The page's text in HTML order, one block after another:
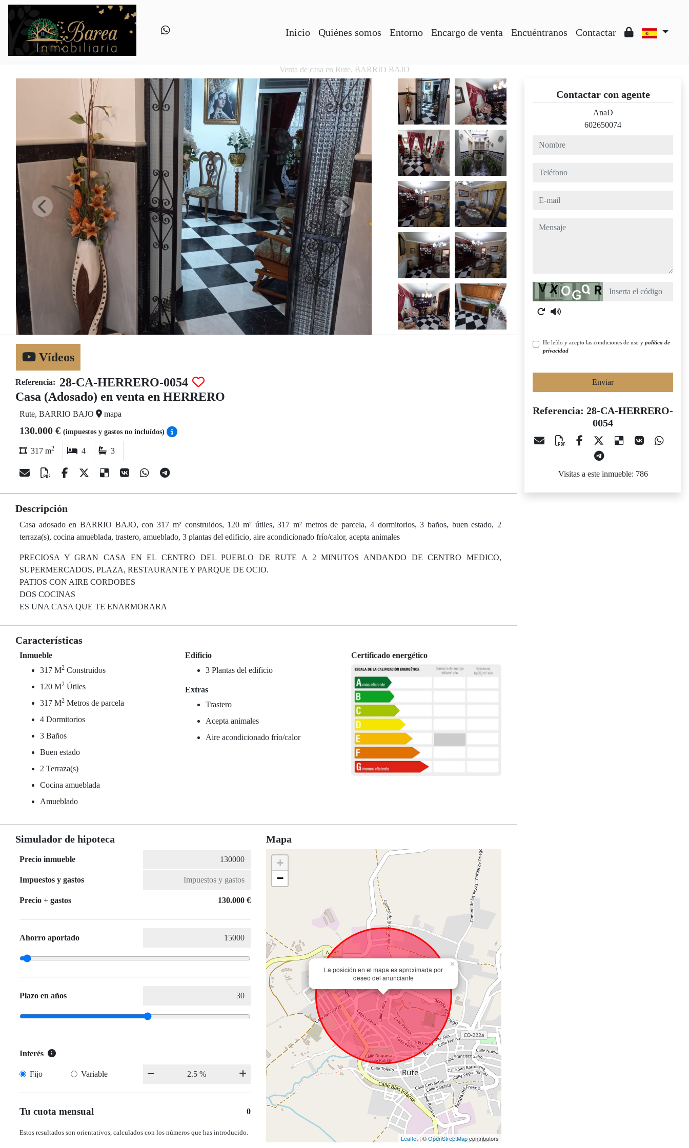
Inicio Quiénes somos Entorno Encargo de venta Encuéntranos Contactar
Venta de casa en Rute, BARRIO BAJO
Vídeos
Referencia: 28-CA-HERRERO-0054
Casa (Adosado) en venta en HERRERO
Rute, BARRIO BAJO mapa
130.000 € (impuestos y gastos no incluídos)
317 m2 4 3
Descripción
Casa adosado en BARRIO BAJO, con 317 m² construidos, 120 m² útiles, 317 m² metros de parcela, 4 dormitorios, 3 baños, buen estado, 2
terraza(s), cocina amueblada, trastero, amueblado, 3 plantas del edificio, aire acondicionado frío/calor, acepta animales
PRECIOSA Y GRAN CASA EN EL CENTRO DEL PUEBLO DE RUTE A 2 MINUTOS ANDANDO DE CENTRO MEDICO,
SUPERMERCADOS, PLAZA, RESTAURANTE Y PARQUE DE OCIO.
PATIOS CON AIRE CORDOBES
DOS COCINAS
ES UNA CASA QUE TE ENARMORARA
Características
Inmueble
317 M2 Construidos
120 M2 Útiles
317 M2 Metros de parcela
4 Dormitorios
3 Baños
Buen estado
2 Terraza(s)
Cocina amueblada
Amueblado
Edificio
3 Plantas del edificio
Extras
Trastero
Acepta animales
Aire acondicionado frío/calor
Certificado energético
Simulador de hipoteca
Precio inmueble
Impuestos y gastos
Precio + gastos 130.000 €
Ahorro aportado
Plazo en años
Interés
Fijo Variable
Tu cuota mensual 0
Estos resultados son orientativos, calculados con los números que has introducido.
Mapa
La posición en el mapa es aproximada por
deseo del anunciante
×
+
−
Leaflet | ©OpenStreetMapcontributors
Contactar con agente
AnaD
602650074
nombre
teléfono
e-mail
mensaje
Captcha
He leído y acepto las condiciones de uso y política de
privacidad
Enviar
Referencia: 28-CA-HERRERO-
0054
Visitas a este inmueble: 786